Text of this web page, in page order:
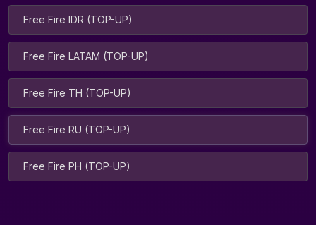
Free Fire IDR (TOP-UP)
Free Fire LATAM (TOP-UP)
Free Fire TH (TOP-UP)
Free Fire RU (TOP-UP)
Free Fire PH (TOP-UP)